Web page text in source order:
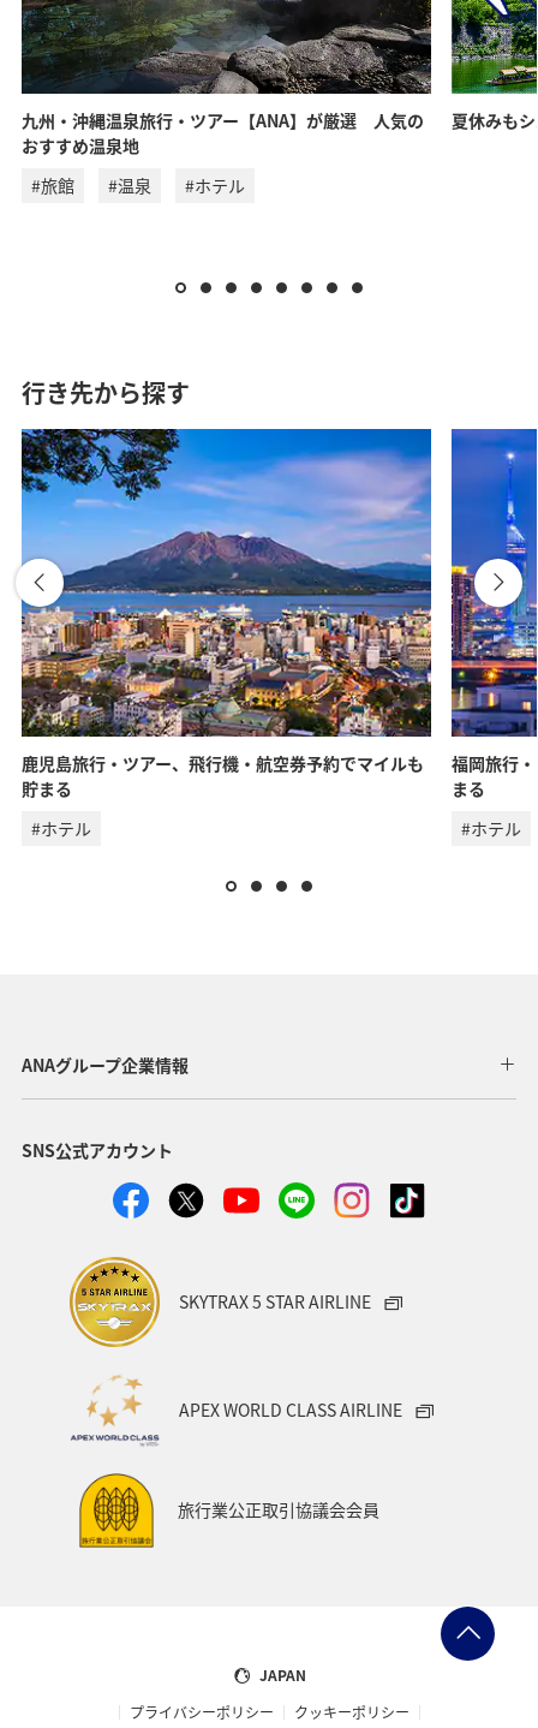
日付を選択
時間帯指定なし
経由地および乗り継ぎ所要時間を追加する
プロモーションコードについて
・表示金額は選択いただいた条件でのもっともおトクな運賃とな
ります。
・表示金額と空席状況は最新ではない場合があります。[検索す
る]ボタンより最新の空席照会結果をご確認ください。
・「＊」は現在金額が確認できない都市・日付となります。空席
照会結果画面にて最新の情報をご確認ください。
・表示金額には、運賃、燃油特別付加運賃 、 航空保険特別料金
その他の各種税金、料金などが含まれます。発券時に再計算する
ため、変動する可能性があります。
・複数空港がある都市においては、複数空港の中でのおトクな運
賃が表示される場合があります。
・ANA独自の相互利用可能空港(福岡/北九州/佐賀、広島/岩国)は
2026年5月18日をもちまして終了となります。
検索する
九州・沖縄温泉旅行・ツアー【ANA】が厳選 人気の
おすすめ温泉地
#旅館
#温泉 #ホテル
夏休みも
行き先から探す
鹿児島旅行・ツアー、飛行機・航空券予約でマイルも
貯まる
#ホテル
福岡旅行
まる
#ホテル
ANAグループ企業情報
SNS公式アカウント
SKYTRAX 5 STAR AIRLINE
APEX WORLD CLASS AIRLINE
旅行業公正取引協議会会員
JAPAN
プライバシーポリシー
クッキーポリシー